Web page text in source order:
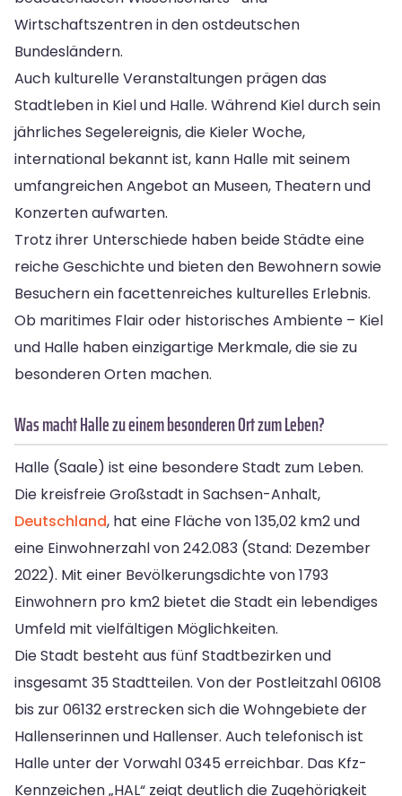
Wirtschaftszentren in den ostdeutschen
Bundesländern.
Auch kulturelle Veranstaltungen prägen das
Stadtleben in Kiel und Halle. Während Kiel durch sein
jährliches Segelereignis, die Kieler Woche,
international bekannt ist, kann Halle mit seinem
umfangreichen Angebot an Museen, Theatern und
Konzerten aufwarten.
Trotz ihrer Unterschiede haben beide Städte eine
reiche Geschichte und bieten den Bewohnern sowie
Besuchern ein facettenreiches kulturelles Erlebnis.
Ob maritimes Flair oder historisches Ambiente – Kiel
und Halle haben einzigartige Merkmale, die sie zu
besonderen Orten machen.
Was macht Halle zu einem besonderen Ort zum Leben?
Halle (Saale) ist eine besondere Stadt zum Leben.
Die kreisfreie Großstadt in Sachsen-Anhalt,
Deutschland, hat eine Fläche von 135,02 km2 und
eine Einwohnerzahl von 242.083 (Stand: Dezember
2022). Mit einer Bevölkerungsdichte von 1793
Einwohnern pro km2 bietet die Stadt ein lebendiges
Umfeld mit vielfältigen Möglichkeiten.
Die Stadt besteht aus fünf Stadtbezirken und
insgesamt 35 Stadtteilen. Von der Postleitzahl 06108
bis zur 06132 erstrecken sich die Wohngebiete der
Hallenserinnen und Hallenser. Auch telefonisch ist
Halle unter der Vorwahl 0345 erreichbar. Das Kfz-
Kennzeichen „HAL“ zeigt deutlich die Zugehörigkeit